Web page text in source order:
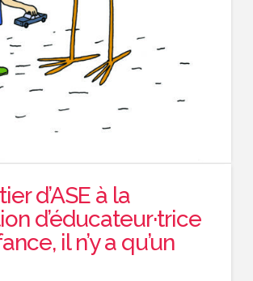
d’ASE à la
d’éducateur·trice
il n’y a qu’un